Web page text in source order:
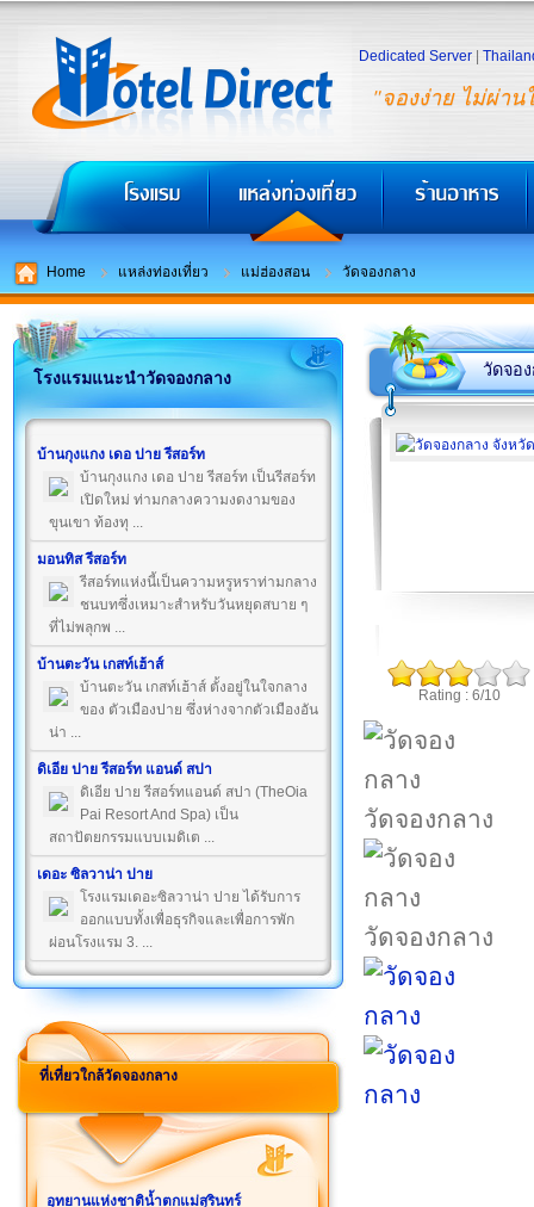
"จองง่าย ไม่ผ่าน
Dedicated Server
Home แหล่งท่องเที่ยว แม่ฮ่องสอน วัดจองกลาง
โรงแรมแนะนำวัดจองกลาง
บ้านกุงแกง เดอ ปาย รีสอร์ท
บ้านกุงแกง เดอ ปาย รีสอร์ท เป็นรีสอร์ท
เปิดใหม่ ท่ามกลางความงดงามของ
ขุนเขา ท้องทุ ...
มอนทิส รีสอร์ท
รีสอร์ทแห่งนี้เป็นความหรูหราท่ามกลาง
ชนบทซึ่งเหมาะสำหรับวันหยุดสบาย ๆ
ที่ไม่พลุกพ ...
บ้านตะวัน เกสท์เฮ้าส์
บ้านตะวัน เกสท์เฮ้าส์ ตั้งอยู่ในใจกลาง
ของ ตัวเมืองปาย ซึ่งห่างจากตัวเมืองอัน
น่า ...
ดิเอีย ปาย รีสอร์ท แอนด์ สปา
ดิเอีย ปาย รีสอร์ทแอนด์ สปา (TheOia
Pai Resort And Spa) เป็น
สถาปัตยกรรมแบบเมดิเต ...
เดอะ ซิลวาน่า ปาย
โรงแรมเดอะซิลวาน่า ปาย ได้รับการ
ออกแบบทั้งเพื่อธุรกิจและเพื่อการพัก
ผ่อนโรงแรม 3. ...
ที่เที่ยวใกล้วัดจองกลาง
อุทยานแห่งชาติน้ำตกแม่สุรินทร์
วัดจอ
Rating : 6/10
วัดจองกลาง
วัดจองกลาง